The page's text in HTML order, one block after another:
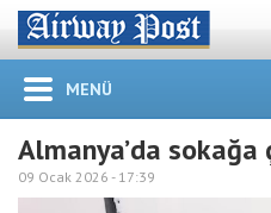
MENÜ
Almanya’da sokağa
09 Ocak 2026 - 17:39